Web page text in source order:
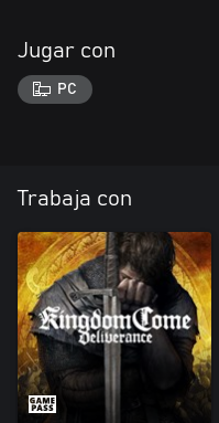
Jugar con
PC
Trabaja con